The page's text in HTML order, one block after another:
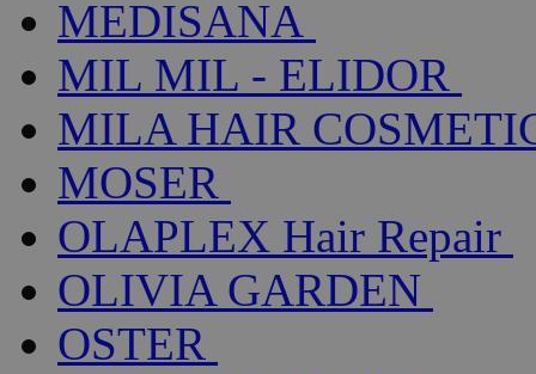
MEDISANA
MIL MIL - ELIDOR
MILA HAIR
MOSER
OLAPLEX Hair Repair
OLIVIA GARDEN
OSTER